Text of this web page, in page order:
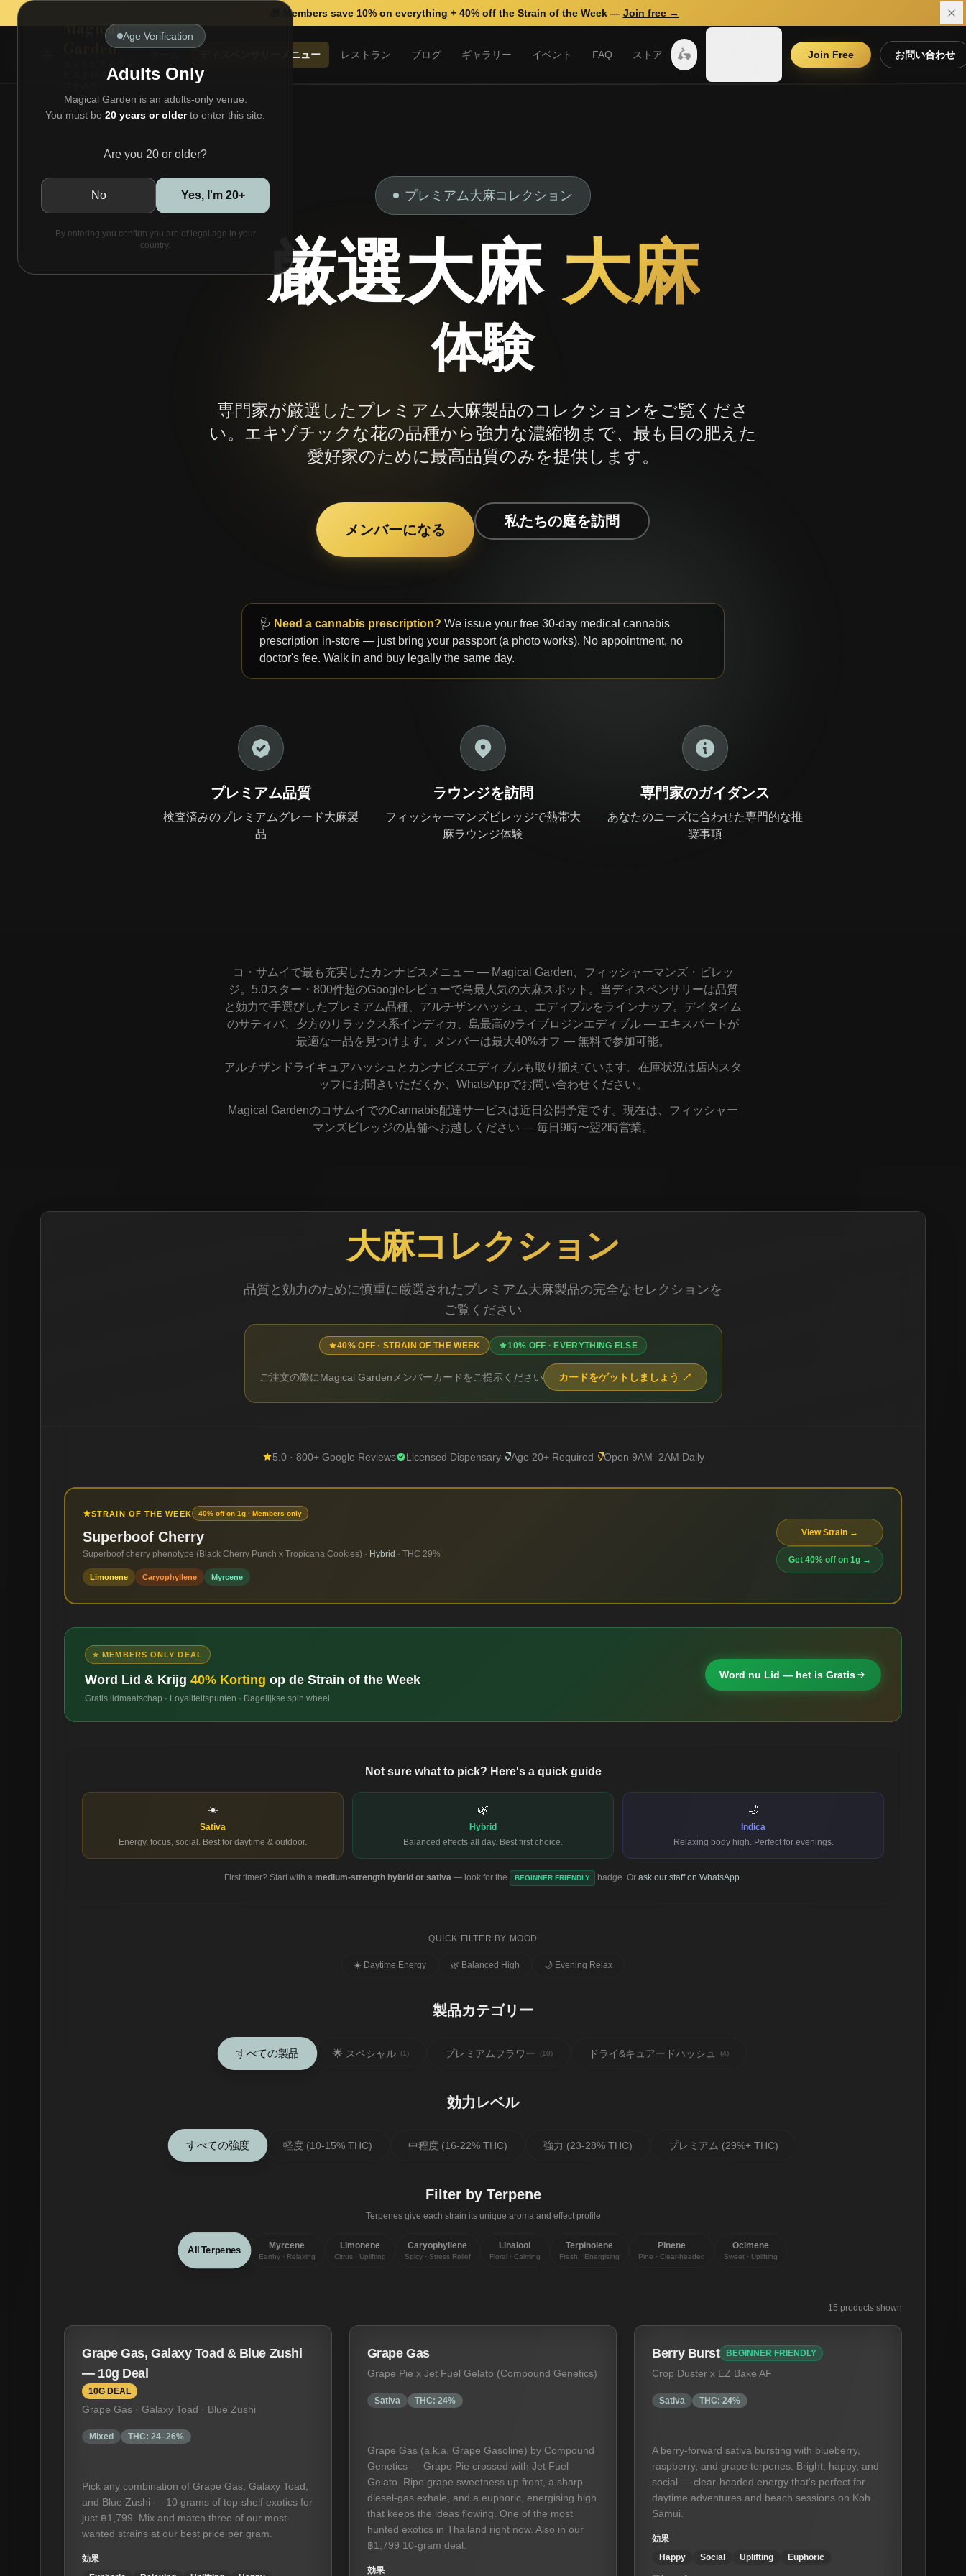
Age Verification
Adults Only
Magical Garden is an adults-only venue.
You must be 20 years or olderto enter this site.
Are you 20 or older?
No Yes, I'm 20+
By entering you confirm you are of legal age in your
country.
🎁 Members save 10% on everything + 40% off the Strain of the Week — Join free →
Magical
Garden
ビストロ & バー ·
ディスペンサリーメニュー レストラン ブログ ギャラリー イベント FAQ ストア 🛵 Join Free お問い合わせ
プレミアム大麻コレクション
厳選大麻 大麻
体験
専門家が厳選したプレミアム大麻製品のコレクションをご覧くださ
い。エキゾチックな花の品種から強力な濃縮物まで、最も目の肥えた
愛好家のために最高品質のみを提供します。
メンバーになる
私たちの庭を訪問
🩺 Need a cannabis prescription? We issue your free 30-day medical cannabis
prescription in-store — just bring your passport (a photo works). No appointment, no
doctor's fee. Walk in and buy legally the same day.
プレミアム品質
検査済みのプレミアムグレード大麻製
品
ラウンジを訪問
フィッシャーマンズビレッジで熱帯大
麻ラウンジ体験
専門家のガイダンス
あなたのニーズに合わせた専門的な推
奨事項
コ・サムイで最も充実したカンナビスメニュー — Magical Garden、フィッシャーマンズ・ビレッ
ジ。5.0スター・800件超のGoogleレビューで島最人気の大麻スポット。当ディスペンサリーは品質
と効力で手選びしたプレミアム品種、アルチザンハッシュ、エディブルをラインナップ。デイタイム
のサティバ、夕方のリラックス系インディカ、島最高のライブロジンエディブル — エキスパートが
最適な一品を見つけます。メンバーは最大40%オフ — 無料で参加可能。
アルチザンドライキュアハッシュとカンナビスエディブルも取り揃えています。在庫状況は店内スタ
ッフにお聞きいただくか、WhatsAppでお問い合わせください。
Magical GardenのコサムイでのCannabis配達サービスは近日公開予定です。現在は、フィッシャー
マンズビレッジの店舗へお越しください — 毎日9時〜翌2時営業。
大麻コレクション
品質と効力のために慎重に厳選されたプレミアム大麻製品の完全なセレクションを
ご覧ください
40% OFF · STRAIN OF THE WEEK 10% OFF · EVERYTHING ELSE
ご注文の際にMagical Gardenメンバーカードをご提示ください カードをゲットしましょう ↗
5.0 · 800+ Google Reviews Licensed Dispensary Age 20+ Required Open 9AM–2AM Daily
STRAIN OF THE WEEK 40% off on 1g · Members only
Superboof Cherry
Superboof cherry phenotype (Black Cherry Punch x Tropicana Cookies) · Hybrid · THC 29%
Limonene Caryophyllene Myrcene
View Strain →
Get 40% off on 1g →
⭐ MEMBERS ONLY DEAL
Word Lid & Krijg 40% Korting op de Strain of the Week
Gratis lidmaatschap · Loyaliteitspunten · Dagelijkse spin wheel
Word nu Lid — het is Gratis
Not sure what to pick? Here's a quick guide
☀️
Sativa
Energy, focus, social. Best for daytime & outdoor.
🌿
Hybrid
Balanced effects all day. Best first choice.
🌙
Indica
Relaxing body high. Perfect for evenings.
First timer? Start with a medium-strength hybrid or sativa — look for the BEGINNER FRIENDLY badge. Or ask our staff on WhatsApp.
QUICK FILTER BY MOOD
☀️ Daytime Energy 🌿 Balanced High 🌙 Evening Relax
製品カテゴリー
すべての製品 🌟 スペシャル (1) プレミアムフラワー (10) ドライ&キュアードハッシュ (4)
効力レベル
すべての強度 軽度 (10-15% THC) 中程度 (16-22% THC) 強力 (23-28% THC) プレミアム (29%+ THC)
Filter by Terpene
Terpenes give each strain its unique aroma and effect profile
All Terpenes Myrcene
Earthy · Relaxing
Limonene
Citrus · Uplifting
Caryophyllene
Spicy · Stress Relief
Linalool
Floral · Calming
Terpinolene
Fresh · Energising
Pinene
Pine · Clear-headed
Ocimene
Sweet · Uplifting
15 products shown
Grape Gas, Galaxy Toad & Blue Zushi
— 10g Deal
10G DEAL
Grape Gas · Galaxy Toad · Blue Zushi
Mixed THC: 24–26%
Pick any combination of Grape Gas, Galaxy Toad,
and Blue Zushi — 10 grams of top-shelf exotics for
just ฿1,799. Mix and match three of our most-
wanted strains at our best price per gram.
効果
Grape Gas
Grape Pie x Jet Fuel Gelato (Compound Genetics)
Sativa THC: 24%
Grape Gas (a.k.a. Grape Gasoline) by Compound
Genetics — Grape Pie crossed with Jet Fuel
Gelato. Ripe grape sweetness up front, a sharp
diesel-gas exhale, and a euphoric, energising high
that keeps the ideas flowing. One of the most
hunted exotics in Thailand right now. Also in our
฿1,799 10-gram deal.
効果
Berry Burst BEGINNER FRIENDLY
Crop Duster x EZ Bake AF
Sativa THC:24%
A berry-forward sativa bursting with blueberry,
raspberry, and grape terpenes. Bright, happy, and
social — clear-headed energy that's perfect for
daytime adventures and beach sessions on Koh
Samui.
効果
Happy
Social Uplifting Euphoric